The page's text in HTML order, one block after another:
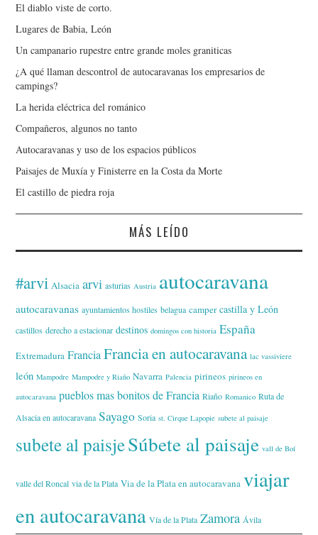
El diablo viste de corto.
Lugares de Babia, León
Un campanario rupestre entre grande moles graniticas
¿A qué llaman descontrol de autocaravanas los empresarios de
campings?
La herida eléctrica del románico
Compañeros, algunos no tanto
Autocaravanas y uso de los espacios públicos
Paisajes de Muxía y Finisterre en la Costa da Morte
El castillo de piedra roja
MÁS LEÍDO
#arvi Alsacia arvi asturias Austria autocaravana
autocaravanas ayuntamientos hostiles belagua camper castilla y León
castillos derecho a estacionar destinos domingos con historia España
Extremadura Francia Francia en autocaravana lac vassiviere
león Mampodre Mampodre y Riaño Navarra Palencia pirineos pirineos en
autocaravana pueblos mas bonitos de Francia Riaño Romanico Ruta de
Alsacia en autocaravana Sayago Soria st. Cirque Lapopie subete al paisaje
subete al paisjeSúbete al paisaje vall de Boí
valle del Roncal via de la Plata Via de la Plata en autocaravana viajar
en autocaravana Vía de la Plata Zamora Ávila